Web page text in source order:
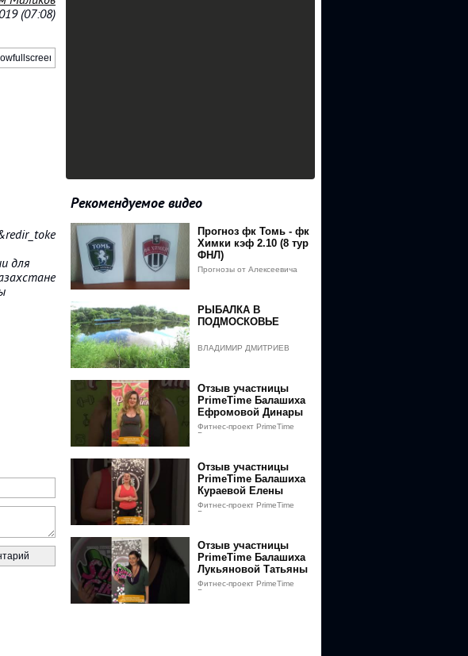
(07:08)
для
Рекомендуемое видео
Прогноз фк Томь - фк
Химки кэф 2.10 (8 тур
ФНЛ)
Прогнозы от Алексеевича
РЫБАЛКА В
ПОДМОСКОВЬЕ
ВЛАДИМИР ДМИТРИЕВ
Отзыв участницы
PrimeTime Балашиха
Ефромовой Динары
Фитнес-проект PrimeTime
Балашиха
Отзыв участницы
PrimeTime Балашиха
Кураевой Елены
Фитнес-проект PrimeTime
Балашиха
Отзыв участницы
PrimeTime Балашиха
Лукьяновой Татьяны
Фитнес-проект PrimeTime
Балашиха